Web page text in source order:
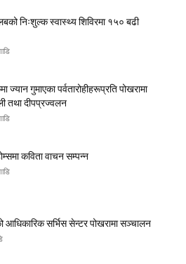
निःशुल्क स्वास्थ्य शिविरमा १५० बढी
ज्यान गुमाएका पर्वतारोहीहरूप्रति पोखरामा
तथा दीपप्रज्वलन
कविता वाचन सम्पन्न
आधिकारिक सर्भिस सेन्टर पोखरामा सञ्चालन